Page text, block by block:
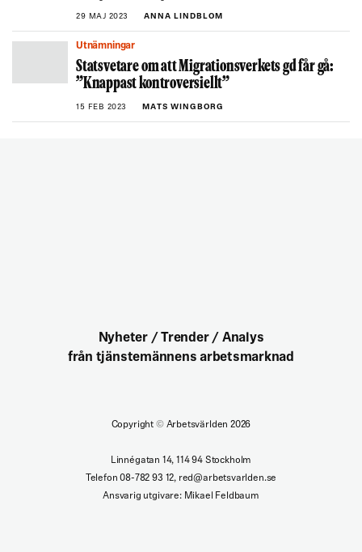
29 MAJ 2023 ANNA LINDBLOM
Utnämningar
Statsvetare om att Migrationsverkets gd får gå:
”Knappast kontroversiellt”
15 FEB 2023 MATS WINGBORG
Nyheter / Trender / Analys
från tjänstemännens arbetsmarknad
Copyright ©Arbetsvärlden 2026
Linnégatan 14, 114 94 Stockholm
Telefon 08-782 93 12, red@arbetsvarlden.se
Ansvarig utgivare: Mikael Feldbaum